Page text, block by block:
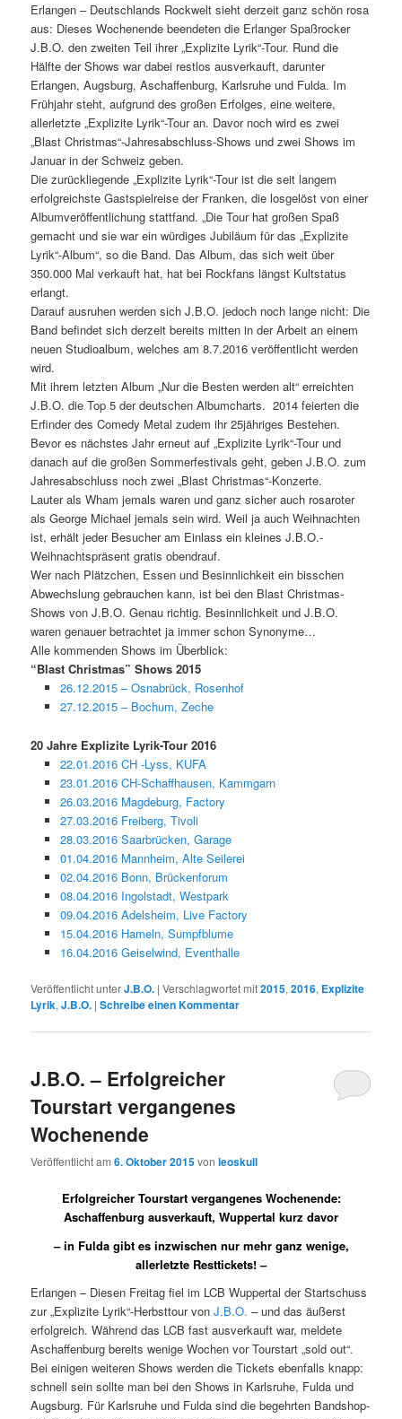
Erlangen – Deutschlands Rockwelt sieht derzeit ganz schön rosa
aus: Dieses Wochenende beendeten die Erlanger Spaßrocker
J.B.O. den zweiten Teil ihrer „Explizite Lyrik“-Tour. Rund die
Hälfte der Shows war dabei restlos ausverkauft, darunter
Erlangen, Augsburg, Aschaffenburg, Karlsruhe und Fulda. Im
Frühjahr steht, aufgrund des großen Erfolges, eine weitere,
allerletzte „Explizite Lyrik“-Tour an. Davor noch wird es zwei
„Blast Christmas“-Jahresabschluss-Shows und zwei Shows im
Januar in der Schweiz geben.
Die zurückliegende „Explizite Lyrik“-Tour ist die seit langem
erfolgreichste Gastspielreise der Franken, die losgelöst von einer
Albumveröffentlichung stattfand. „Die Tour hat großen Spaß
gemacht und sie war ein würdiges Jubiläum für das „Explizite
Lyrik“-Album“, so die Band. Das Album, das sich weit über
350.000 Mal verkauft hat, hat bei Rockfans längst Kultstatus
erlangt.
Darauf ausruhen werden sich J.B.O. jedoch noch lange nicht: Die
Band befindet sich derzeit bereits mitten in der Arbeit an einem
neuen Studioalbum, welches am 8.7.2016 veröffentlicht werden
wird.
Mit ihrem letzten Album „Nur die Besten werden alt“ erreichten
J.B.O. die Top 5 der deutschen Albumcharts. 2014 feierten die
Erfinder des Comedy Metal zudem ihr 25jähriges Bestehen.
Bevor es nächstes Jahr erneut auf „Explizite Lyrik“-Tour und
danach auf die großen Sommerfestivals geht, geben J.B.O. zum
Jahresabschluss noch zwei „Blast Christmas“-Konzerte.
Lauter als Wham jemals waren und ganz sicher auch rosaroter
als George Michael jemals sein wird. Weil ja auch Weihnachten
ist, erhält jeder Besucher am Einlass ein kleines J.B.O.-
Weihnachtspräsent gratis obendrauf.
Wer nach Plätzchen, Essen und Besinnlichkeit ein bisschen
Abwechslung gebrauchen kann, ist bei den Blast Christmas-
Shows von J.B.O. Genau richtig. Besinnlichkeit und J.B.O.
waren genauer betrachtet ja immer schon Synonyme…
Alle kommenden Shows im Überblick:
“Blast Christmas” Shows 2015
26.12.2015 – Osnabrück, Rosenhof
27.12.2015 – Bochum, Zeche
20 Jahre Explizite Lyrik-Tour 2016
22.01.2016 CH -Lyss, KUFA
23.01.2016 CH-Schaffhausen, Kammgarn
26.03.2016 Magdeburg, Factory
27.03.2016 Freiberg, Tivoli
28.03.2016 Saarbrücken, Garage
01.04.2016 Mannheim, Alte Seilerei
02.04.2016 Bonn, Brückenforum
08.04.2016 Ingolstadt, Westpark
09.04.2016 Adelsheim, Live Factory
15.04.2016 Hameln, Sumpfblume
16.04.2016 Geiselwind, Eventhalle
Veröffentlicht unterJ.B.O. |Verschlagwortet mit2015,2016, Explizite
Lyrik,J.B.O. |Schreibe einen Kommentar
J.B.O. – Erfolgreicher
Tourstart vergangenes
Wochenende
Veröffentlicht am6. Oktober 2015vonleoskull
Erfolgreicher Tourstart vergangenes Wochenende:
Aschaffenburg ausverkauft, Wuppertal kurz davor
– in Fulda gibt es inzwischen nur mehr ganz wenige,
allerletzte Resttickets! –
Erlangen – Diesen Freitag fiel im LCB Wuppertal der Startschuss
zur „Explizite Lyrik“-Herbsttour vonJ.B.O. – und das äußerst
erfolgreich. Während das LCB fast ausverkauft war, meldete
Aschaffenburg bereits wenige Wochen vor Tourstart „sold out“.
Bei einigen weiteren Shows werden die Tickets ebenfalls knapp:
schnell sein sollte man bei den Shows in Karlsruhe, Fulda und
Augsburg. Für Karlsruhe und Fulda sind die begehrten Bandshop-